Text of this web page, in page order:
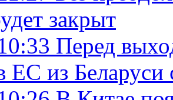
закрыт
Перед
ЕС из Беларуси